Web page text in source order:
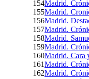
154Madrid.
155Madrid.
156Madrid.
157Madrid.
158Madrid.
159Madrid.
160Madrid. Cara
161Madrid.
162Madrid.